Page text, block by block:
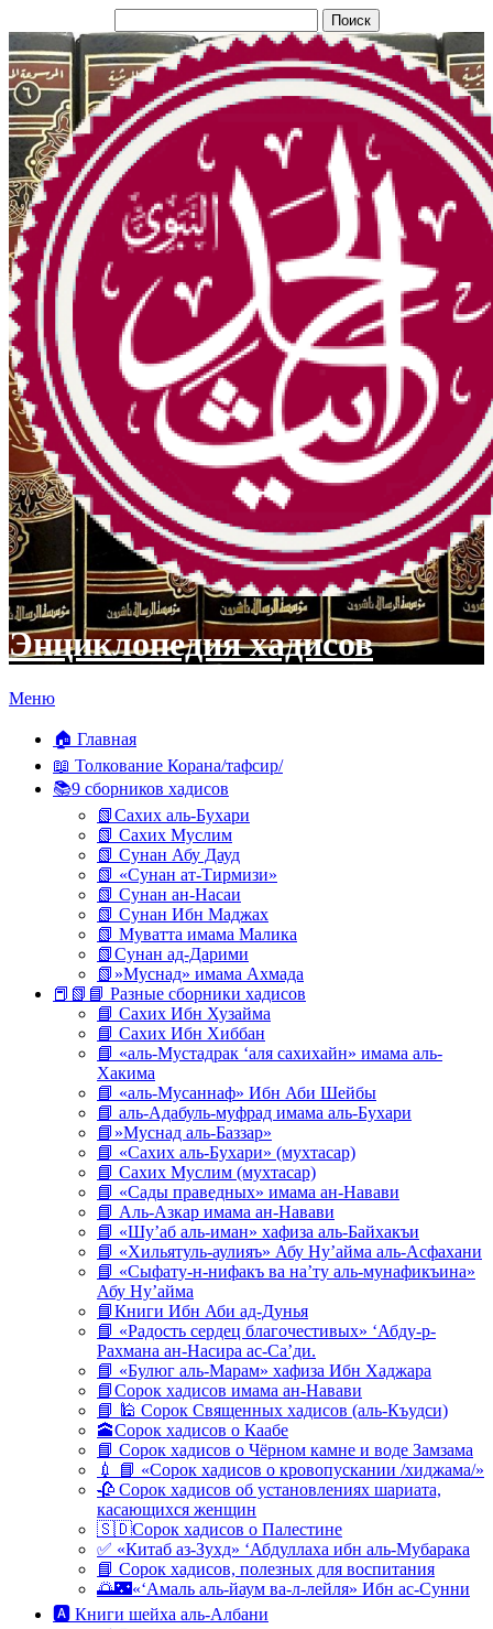
Энциклопедия хадисов
Перейти
содержимому
Меню
🏠 Главная
📖 Толкование Корана/тафсир/
📚9 сборников хадисов
📗Сахих аль-Бухари
📗 Сахих Муслим
📗 Сунан Абу Дауд
📗 «Сунан ат-Тирмизи»
📗 Сунан ан-Насаи
📗 Сунан Ибн Маджах
📗 Муватта имама Малика
📗Сунан ад-Дарими
📗»Муснад» имама Ахмада
📕📗📘 Разные сборники хадисов
📘 Сахих Ибн Хузайма
📘 Сахих Ибн Хиббан
📘 «аль-Мустадрак ‘аля сахихайн» имама аль-
Хакима
📘 «аль-Мусаннаф» Ибн Аби Шейбы
📘 аль-Адабуль-муфрад имама аль-Бухари
📘»Муснад аль-Баззар»
📘 «Сахих аль-Бухари» (мухтасар)
📘 Сахих Муслим (мухтасар)
📘 «Сады праведных» имама ан-Навави
📘 Аль-Азкар имама ан-Навави
📘 «Шу’аб аль-иман» хафиза аль-Байхакъи
📘 «Хильятуль-аулияъ» Абу Ну’айма аль-Асфахани
📘 «Сыфату-н-нифакъ ва на’ту аль-мунафикъина»
Абу Ну’айма
📘Книги Ибн Аби ад-Дунья
📘 «Радость сердец благочестивых» ‘Абду-р-
Рахмана ан-Насира ас-Са’ди.
📘 «Булюг аль-Марам» хафиза Ибн Хаджара
📘Сорок хадисов имама ан-Навави
📘 🕌 Сорок Священных хадисов (аль-Къудси)
🕋Сорок хадисов о Каабе
📘 Сорок хадисов о Чёрном камне и воде Замзама
💉 📘 «Сорок хадисов о кровопускании /хиджама/»
🥀 Сорок хадисов об установлениях шариата,
касающихся женщин
🇸🇩Сорок хадисов о Палестине
✅ «Китаб аз-Зухд» ‘Абдуллаха ибн аль-Мубарака
📘 Сорок хадисов, полезных для воспитания
🌅🌃«‘Амаль аль-йаум ва-л-лейля» Ибн ас-Сунни
🅰 Книги шейха аль-Албани